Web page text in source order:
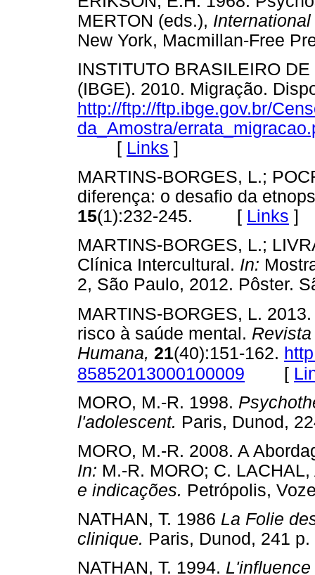
MERTON (eds.),
New York, Macmillan-
INSTITUTO BRASILEIRO
(IBGE). 2010. Migração.
http://ftp://ftp.ibge.gov.br/
da_Amostra/
[ Links ]
MARTINS-BORGES, L.;
diferença: o desafio da
15(1):232-245. [ Links ]
MARTINS-BORGES, L.;
Clínica Intercultural. In:
2, São Paulo, 2012.
MARTINS-BORGES, L.
risco à saúde mental.
Humana, 21(40):151-162.
85852013000100009 [
MORO, M.-R. 1998.
l'adolescent. Paris,
MORO, M.-R. 2008. A
In: M.-R. MORO; C. LACHAL,
e indicações. Petrópolis,
NATHAN, T. 1986 La Folie
clinique. Paris, Dunod,
NATHAN, T. 1994.